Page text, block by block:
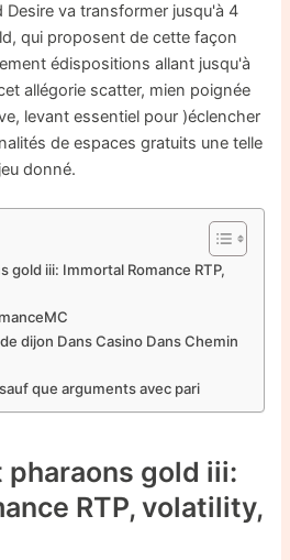
Desire va transformer jusqu'à 4
qui proposent de cette façon
édispositions allant jusqu'à
allégorie scatter, mien poignée
levant essentiel pour )éclencher
de espaces gratuits une telle
donné.
gold iii: Immortal Romance RTP,
dijon Dans Casino Dans Chemin
que arguments avec pari
pharaons gold iii:
RTP, volatility,